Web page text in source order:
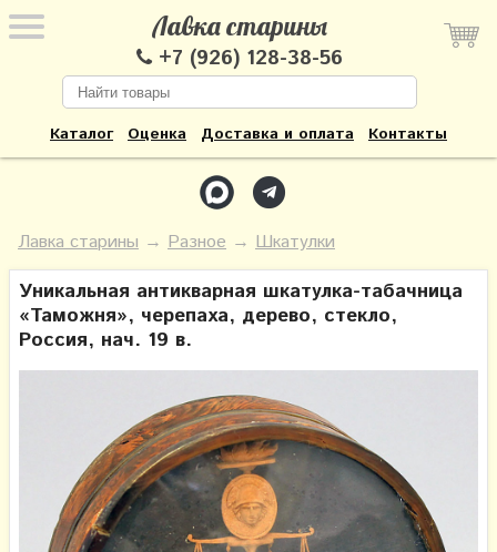
Лавка старины
+7 (926) 128-38-56
Каталог Оценка Доставка и оплата Контакты
Лавка старины → Разное → Шкатулки
Уникальная антикварная шкатулка-табачница
«Таможня», черепаха, дерево, стекло,
Россия, нач. 19 в.